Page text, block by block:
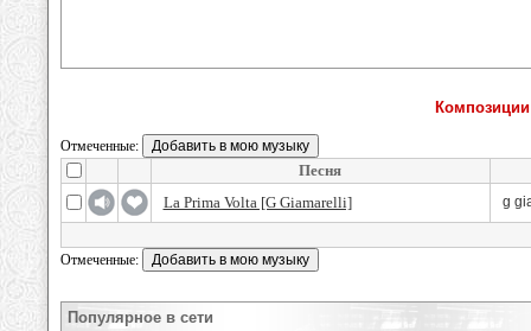
Отмеченные:
Песня
La Prima Volta [G Giamarelli]
g
Отмеченные:
Популярное в сети